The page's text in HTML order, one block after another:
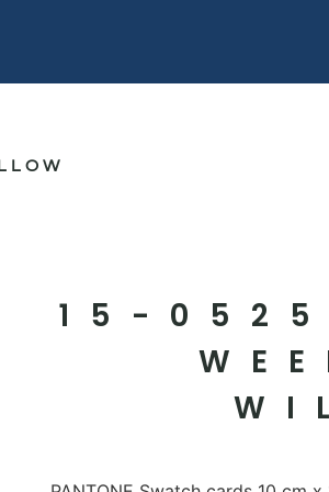
15-0525